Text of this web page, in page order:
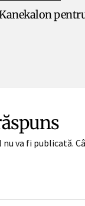
nu va fi publicată.